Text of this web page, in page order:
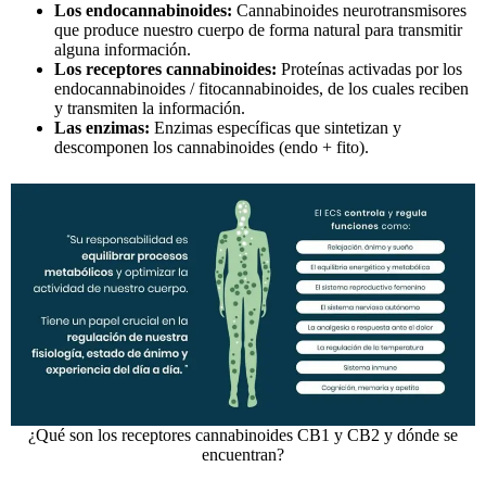
Los endocannabinoides: Cannabinoides neurotransmisores
que produce nuestro cuerpo de forma natural para transmitir
alguna información.
Los receptores cannabinoides: Proteínas activadas por los
endocannabinoides / fitocannabinoides, de los cuales reciben
y transmiten la información.
Las enzimas: Enzimas específicas que sintetizan y
descomponen los cannabinoides (endo + fito).
¿Qué son los receptores cannabinoides CB1 y CB2 y dónde se
encuentran?